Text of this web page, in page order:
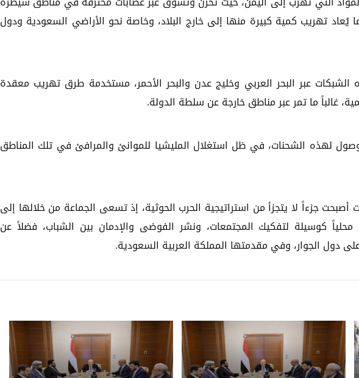
يُعاد تهريب كمية كبيرة منها إلى خارج البلاد، وخاصة نحو الأراضي السعودية ودول
الشبكات عبر البحر العربي وخليج عدن والبحر الأحمر، مستخدمة طرق تهريب معقدة
غالباً ما تمر عبر مناطق خارجة عن سلطة الدولة.
لهذه الشحنات، في ظل استغلال المليشيا للموانئ والمرافئ في تلك المناطق
جزءاً لا يتجزأ من استراتيجية الحرب الحوثية، إذ تسعى الجماعة من خلالها إلى
محلياً كوسيلة لتفكيك المجتمعات، ونشر الفوضى والإدمان بين الشباب، فضلاً عن
دول الجوار، وفي مقدمتها المملكة العربية السعودية.